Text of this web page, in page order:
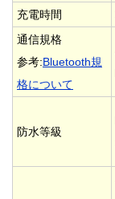
充電時間
通信規格
参考:Bluetooth規
格について
防水等級